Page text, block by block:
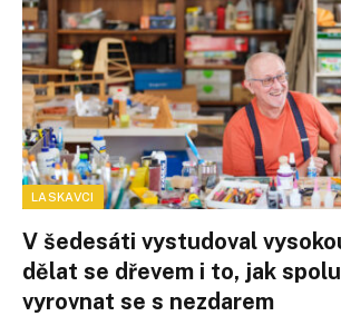
LASKAVCI
V šedesáti vystudoval
dělat se dřevem i to, jak
vyrovnat se s nezdarem